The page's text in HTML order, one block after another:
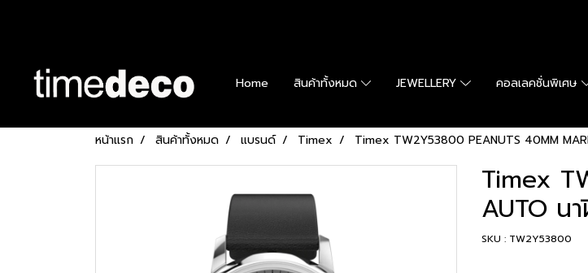
Home สินค้าทั้งหมด JEWELLERY คอลเลคชั่นพิเศษ
หน้าแรก สินค้าทั้งหมด แบรนด์ Timex Timex TW2Y53800 PEANUTS 40MM
Timex
AUTO น
SKU : TW2Y53800